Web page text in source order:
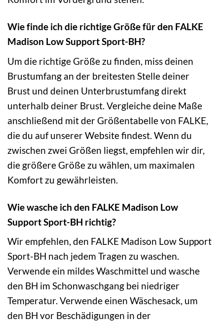
Wie finde ich die richtige Größe für den FALKE
Madison Low Support Sport-BH?
Um die richtige Größe zu finden, miss deinen
Brustumfang an der breitesten Stelle deiner
Brust und deinen Unterbrustumfang direkt
unterhalb deiner Brust. Vergleiche deine Maße
anschließend mit der Größentabelle von FALKE,
die du auf unserer Website findest. Wenn du
zwischen zwei Größen liegst, empfehlen wir dir,
die größere Größe zu wählen, um maximalen
Komfort zu gewährleisten.
Wie wasche ich den FALKE Madison Low
Support Sport-BH richtig?
Wir empfehlen, den FALKE Madison Low Support
Sport-BH nach jedem Tragen zu waschen.
Verwende ein mildes Waschmittel und wasche
den BH im Schonwaschgang bei niedriger
Temperatur. Verwende einen Wäschesack, um
den BH vor Beschädigungen in der